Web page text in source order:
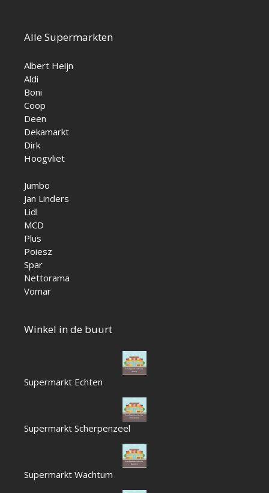
Alle Supermarkten
Albert Heijn
Aldi
Boni
Coop
Deen
Dekamarkt
Dirk
Hoogvliet
Jumbo
Jan Linders
Lidl
MCD
Plus
Poiesz
Spar
Nettorama
Vomar
Winkel in de buurt
Supermarkt Echten
Supermarkt Scherpenzeel
Supermarkt Wachtum